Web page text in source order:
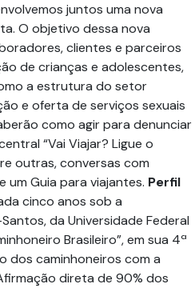
juntos uma nova
O objetivo dessa nova
clientes e parceiros
de crianças e adolescentes,
a estrutura do setor
e oferta de serviços sexuais
como agir para denunciar
“Vai Viajar? Ligue o
outras, conversas com
um Guia para viajantes. Perfil
cinco anos sob a
da Universidade Federal
Brasileiro”, em sua 4ª
dos caminhoneiros com a
direta de 90% dos